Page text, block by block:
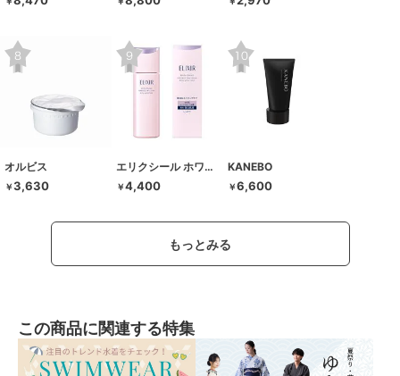
オルビス
￥3,630
エリクシール ホワイト
￥4,400
KANEBO
￥6,600
もっとみる
この商品に関連する特集